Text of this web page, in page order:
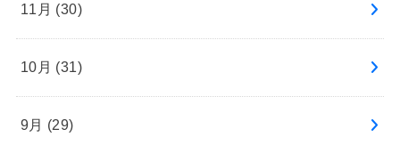
11月 (30)
10月 (31)
9月 (29)